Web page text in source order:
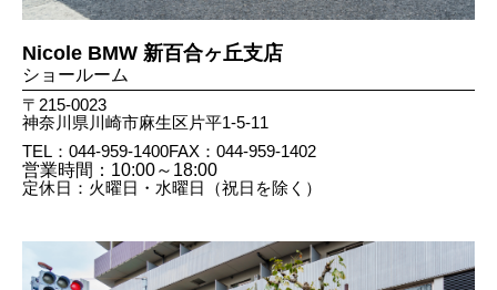
Nicole BMW 新百合ヶ丘支店
ショールーム
〒215-0023
神奈川県川崎市麻生区片平1-5-11
TEL：044-959-1400FAX：044​-959​-1402
営業時間：10:00～18:00
定休日：火曜日・水曜日（祝日を除く）